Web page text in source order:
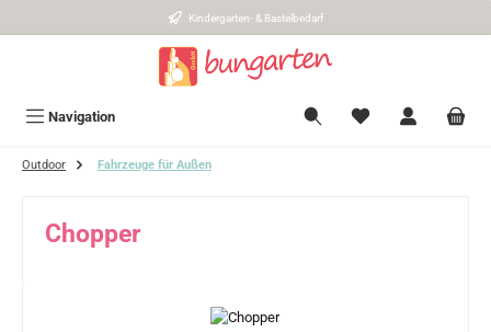
Kindergarten- & Bastelbedarf
Navigation
Outdoor Fahrzeuge für Außen
Chopper